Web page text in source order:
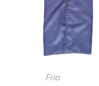
Frio